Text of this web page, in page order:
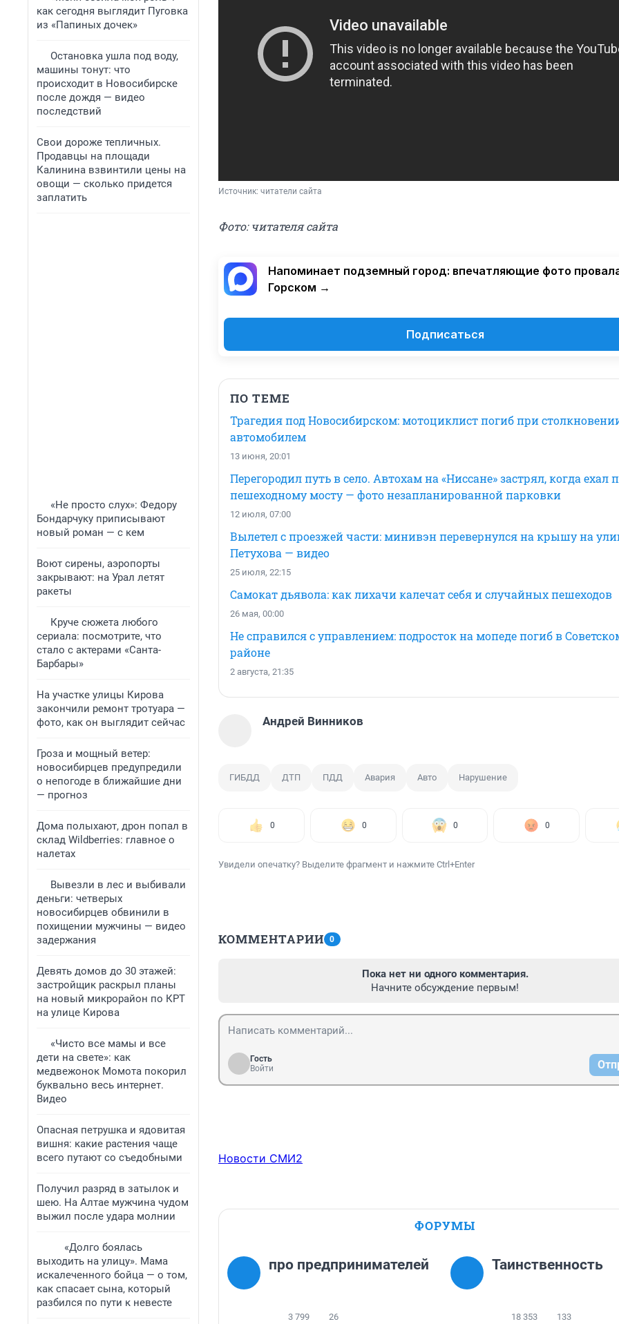
как сегодня выглядит Пуговка
из «Папиных дочек»
Остановка ушла под воду,
машины тонут: что
происходит в Новосибирске
после дождя — видео
последствий
Свои дороже тепличных.
Продавцы на площади
Калинина взвинтили цены на
овощи — сколько придется
заплатить
«Не просто слух»: Федору
Бондарчуку приписывают
новый роман — с кем
Воют сирены, аэропорты
закрывают: на Урал летят
ракеты
Круче сюжета любого
сериала: посмотрите, что
стало с актерами «Санта-
Барбары»
На участке улицы Кирова
закончили ремонт тротуара —
фото, как он выглядит сейчас
Гроза и мощный ветер:
новосибирцев предупредили
о непогоде в ближайшие дни
— прогноз
Дома полыхают, дрон попал в
склад Wildberries: главное о
налетах
Вывезли в лес и выбивали
деньги: четверых
новосибирцев обвинили в
похищении мужчины — видео
задержания
Девять домов до 30 этажей:
застройщик раскрыл планы
на новый микрорайон по КРТ
на улице Кирова
«Чисто все мамы и все
дети на свете»: как
медвежонок Момота покорил
буквально весь интернет.
Видео
Опасная петрушка и ядовитая
вишня: какие растения чаще
всего путают со съедобными
Получил разряд в затылок и
шею. На Алтае мужчина чудом
выжил после удара молнии
«Долго боялась
выходить на улицу». Мама
искалеченного бойца — о том,
как спасает сына, который
разбился по пути к невесте
Источник: читатели сайта
Фото: читателя сайта
Напоминает подземный город: впечатляющие фото
Горском →
Подписаться
ПО ТЕМЕ
Трагедия под Новосибирском: мотоциклист погиб при
автомобилем
13 июня, 20:01
Перегородил путь в село. Автохам на «Ниссане» застрял, когда ехал
пешеходному мосту — фото незапланированной парковки
12 июля, 07:00
Вылетел с проезжей части: минивэн перевернулся на крышу на
Петухова — видео
25 июля, 22:15
Самокат дьявола: как лихачи калечат себя и случайных пешеходов
26 мая, 00:00
Не справился с управлением: подросток на мопеде погиб в
районе
2 августа, 21:35
Андрей Винников
ГИБДД ДТП ПДД Авария Авто Нарушение
0 0 0 0
Увидели опечатку? Выделите фрагмент и нажмите Ctrl+Enter
КОММЕНТАРИИ 0
Пока нет ни одного комментария.
Начните обсуждение первым!
Гость
Войти
Новости СМИ2
ФОРУМЫ
про предпринимателей
3 799 26
Таинственность
18 353 133